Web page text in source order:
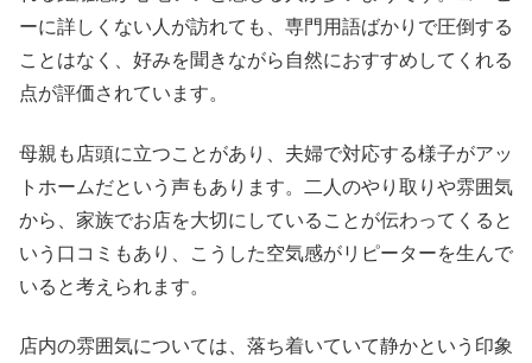
ーに詳しくない人が訪れても、専門用語ばかりで圧倒する
ことはなく、好みを聞きながら自然におすすめしてくれる
点が評価されています。
母親も店頭に立つことがあり、夫婦で対応する様子がアッ
トホームだという声もあります。二人のやり取りや雰囲気
から、家族でお店を大切にしていることが伝わってくると
いう口コミもあり、こうした空気感がリピーターを生んで
いると考えられます。
店内の雰囲気については、落ち着いていて静かという印象